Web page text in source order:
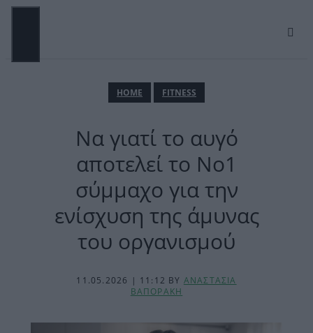
Μετάβαση
ΗΟΜΕ FITNESS
Να γιατί το αυγό
αποτελεί το Νο1
σύμμαχο για την
ενίσχυση της άμυνας
του οργανισμού
11.05.2026 | 11:12 BY ΑΝΑΣΤΑΣΙΑ
ΒΑΠΟΡΑΚΗ